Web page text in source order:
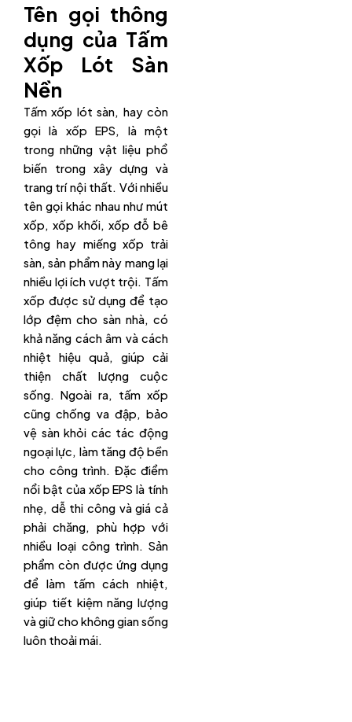
Tên gọi thông
dụng của Tấm
Xốp Lót Sàn
Nền
Tấm xốp lót sàn, hay còn
gọi là xốp EPS, là một
trong những vật liệu phổ
biến trong xây dựng và
trang trí nội thất. Với nhiều
tên gọi khác nhau như mút
xốp, xốp khối, xốp đỗ bê
tông hay miếng xốp trải
sàn, sản phẩm này mang lại
nhiều lợi ích vượt trội. Tấm
xốp được sử dụng để tạo
lớp đệm cho sàn nhà, có
khả năng cách âm và cách
nhiệt hiệu quả, giúp cải
thiện chất lượng cuộc
sống. Ngoài ra, tấm xốp
cũng chống va đập, bảo
vệ sàn khỏi các tác động
ngoại lực, làm tăng độ bền
cho công trình. Đặc điểm
nổi bật của xốp EPS là tính
nhẹ, dễ thi công và giá cả
phải chăng, phù hợp với
nhiều loại công trình. Sản
phẩm còn được ứng dụng
để làm tấm cách nhiệt,
giúp tiết kiệm năng lượng
và giữ cho không gian sống
luôn thoải mái.